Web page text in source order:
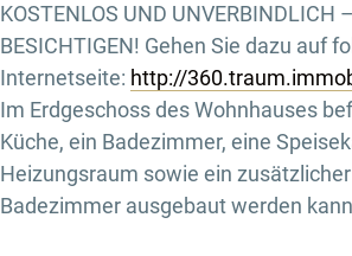
KOSTENLOS UND UNVERBINDLICH
BESICHTIGEN! Gehen Sie dazu auf
Internetseite: http://
Im Erdgeschoss des Wohnhauses
Küche, ein Badezimmer, eine
Heizungsraum sowie ein
Badezimmer ausgebaut werden